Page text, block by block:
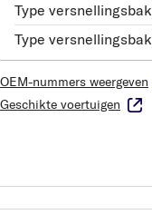
Type versnellingsbak
Type versnellingsbak
OEM-nummers weergeven
Geschikte voertuigen